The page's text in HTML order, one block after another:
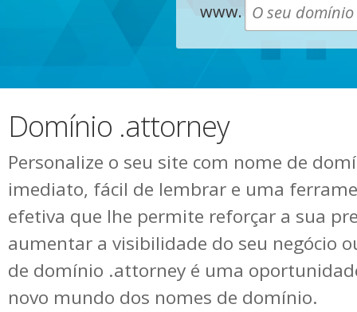
www.
Domínio .attorney
Personalize o seu site com nome de
imediato, fácil de lembrar e uma
efetiva que lhe permite reforçar a sua
aumentar a visibilidade do seu negócio
de domínio .attorney é uma
novo mundo dos nomes de domínio.